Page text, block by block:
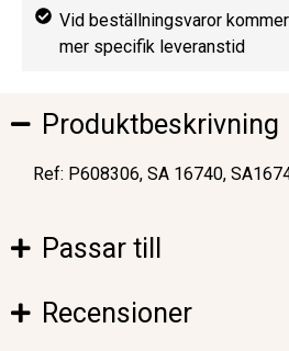
Vid beställningsvaror
mer specifik leveranstid
Produktbeskrivning
Ref: P608306, SA 16740,
Passar till
Recensioner